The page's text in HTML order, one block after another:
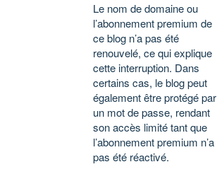
Le nom de domaine ou
l’abonnement premium de
ce blog n’a pas été
renouvelé, ce qui explique
cette interruption. Dans
certains cas, le blog peut
également être protégé par
un mot de passe, rendant
son accès limité tant que
l’abonnement premium n’a
pas été réactivé.